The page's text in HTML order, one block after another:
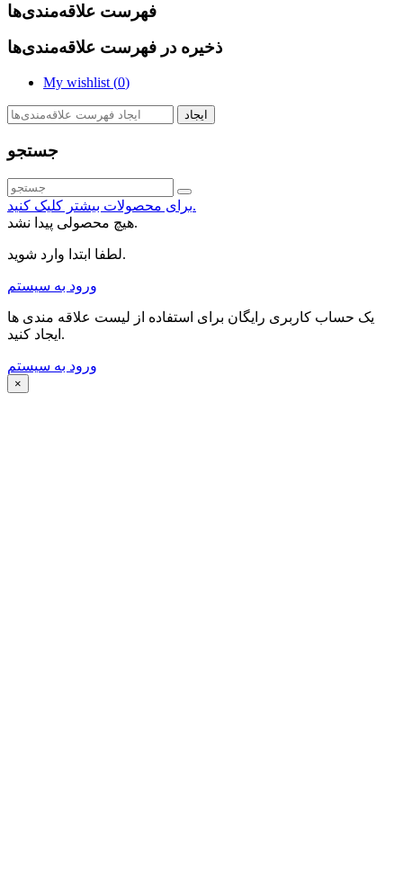
فهرست علاقه‌مندی‌ها
ذخیره در فهرست علاقه‌مندی‌ها
My wishlist (0)
ایجاد
جستجو
برای محصولات بیشتر کلیک کنید.
هیچ محصولی پیدا نشد.
لطفا ابتدا وارد شوید.
ورود به سیستم
یک حساب کاربری رایگان برای استفاده از لیست علاقه مندی ها
ایجاد کنید.
ورود به سیستم
×